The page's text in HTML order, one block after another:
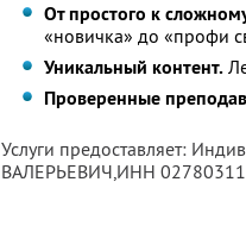
От простого к
«новичка» до «профи
Уникальный контент.
Проверенные
Услуги предоставляет:
ВАЛЕРЬЕВИЧ,ИНН